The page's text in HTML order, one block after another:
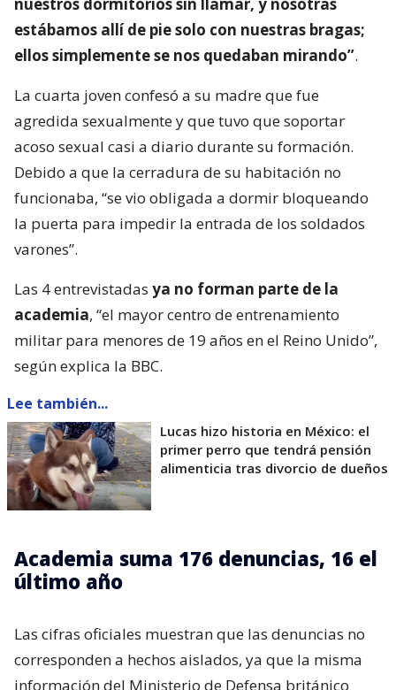
estábamos allí de pie solo con nuestras bragas;
ellos simplemente se nos quedaban mirando”.
La cuarta joven confesó a su madre que fue
agredida sexualmente y que tuvo que soportar
acoso sexual casi a diario durante su formación.
Debido a que la cerradura de su habitación no
funcionaba, “se vio obligada a dormir bloqueando
la puerta para impedir la entrada de los soldados
varones”.
Las 4 entrevistadas ya no forman parte de la
academia, “el mayor centro de entrenamiento
militar para menores de 19 años en el Reino Unido”,
según explica la BBC.
Lee también...
Lucas hizo historia en México: el
primer perro que tendrá pensión
alimenticia tras divorcio de dueños
Academia suma 176 denuncias, 16 el
último año
Las cifras oficiales muestran que las denuncias no
corresponden a hechos aislados, ya que la misma
información del Ministerio de Defensa británico